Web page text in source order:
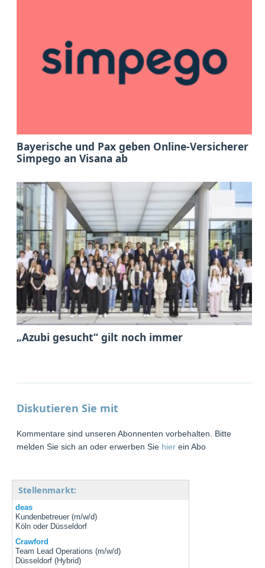
Bayerische und Pax geben Online-Versicherer
Simpego an Visana ab
„Azubi gesucht“ gilt noch immer
Diskutieren Sie mit
Kommentare sind unseren Abonnenten vorbehalten. Bitte
melden Sie sich an oder erwerben Sie hier ein Abo
Stellenmarkt:
deas
Kundenbetreuer (m/w/d)
Köln oder Düsseldorf
Crawford
Team Lead Operations (m/w/d)
Düsseldorf (Hybrid)